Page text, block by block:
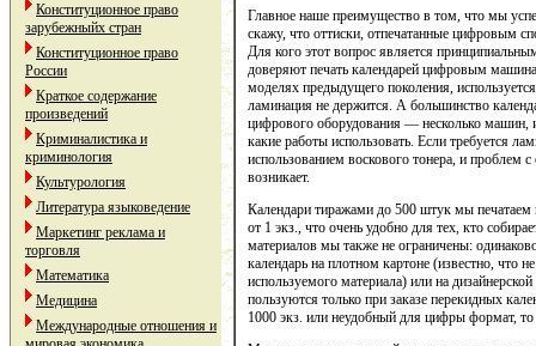
Конституционное право
зарубежныйх стран
Конституционное право
России
Краткое содержание
произведений
Криминалистика и
криминология
Культурология
Литература языковедение
Маркетинг реклама и
торговля
Математика
Медицина
Международные отношения и
Главное наше преимущество в том, что мы
скажу, что оттиски, отпечатанные цифровым
Для кого этот вопрос является
доверяют печать календарей цифровым
моделях предыдущего поколения,
ламинация не держится. А большинство
цифрового оборудования — несколько
какие работы использовать. Если требуется
использованием воскового тонера, и проблем
возникает.
Календари тиражами до 500 штук мы
от 1 экз., что очень удобно для тех, кто
материалов мы также не ограничены:
календарь на плотном картоне (известно,
используемого материала) или на
пользуются только при заказе перекидных
1000 экз. или неудобный для цифры формат,